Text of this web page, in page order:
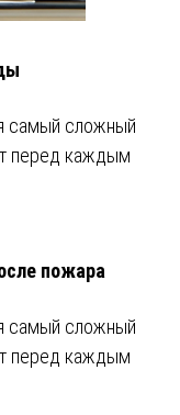
самый сложный
перед каждым
пожара
самый сложный
перед каждым